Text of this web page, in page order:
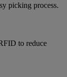
picking process.
to reduce